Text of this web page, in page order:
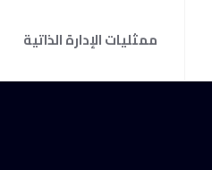
ممثليات الإدارة الذاتية